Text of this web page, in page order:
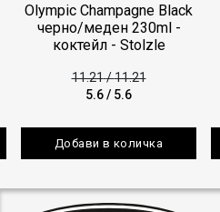
Olympic Champagne Black
черно/меден 230ml -
коктейл - Stolzle
11.21/11.21
5.6/ 5.6
Добави в количка